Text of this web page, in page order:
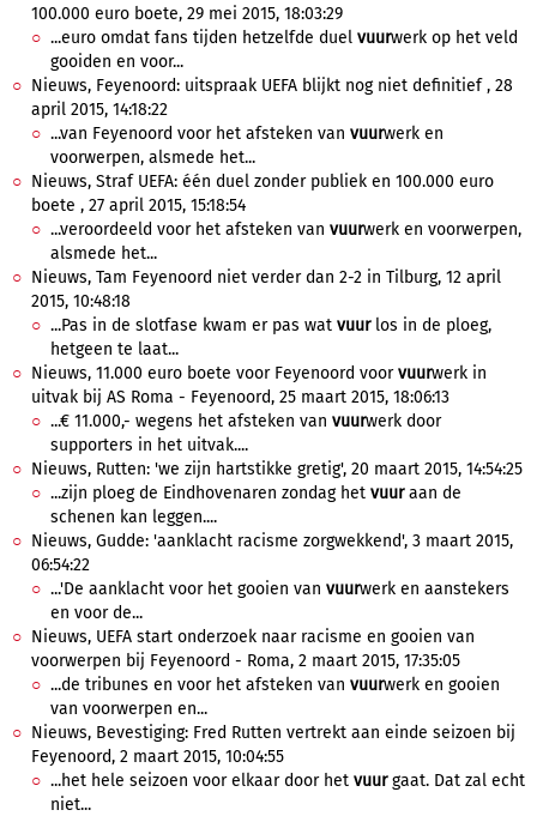
100.000 euro boete, 29 mei 2015, 18:03:29
...euro omdat fans tijden hetzelfde duel vuurwerk op het veld
gooiden en voor...
Nieuws, Feyenoord: uitspraak UEFA blijkt nog niet definitief , 28
april 2015, 14:18:22
...van Feyenoord voor het afsteken van vuurwerk en
voorwerpen, alsmede het...
Nieuws, Straf UEFA: één duel zonder publiek en 100.000 euro
boete , 27 april 2015, 15:18:54
...veroordeeld voor het afsteken van vuurwerk en voorwerpen,
alsmede het...
Nieuws, Tam Feyenoord niet verder dan 2-2 in Tilburg, 12 april
2015, 10:48:18
...Pas in de slotfase kwam er pas wat vuurlos in de ploeg,
hetgeen te laat...
Nieuws, 11.000 euro boete voor Feyenoord voorvuurwerk in
uitvak bij AS Roma - Feyenoord, 25 maart 2015, 18:06:13
...€ 11.000,- wegens het afsteken van vuurwerk door
supporters in het uitvak....
Nieuws, Rutten: 'we zijn hartstikke gretig', 20 maart 2015, 14:54:25
...zijn ploeg de Eindhovenaren zondag het vuuraan de
schenen kan leggen....
Nieuws, Gudde: 'aanklacht racisme zorgwekkend', 3 maart 2015,
06:54:22
...'De aanklacht voor het gooien van vuurwerk en aanstekers
en voor de...
Nieuws, UEFA start onderzoek naar racisme en gooien van
voorwerpen bij Feyenoord - Roma, 2 maart 2015, 17:35:05
...de tribunes en voor het afsteken van vuurwerk en gooien
van voorwerpen en...
Nieuws, Bevestiging: Fred Rutten vertrekt aan einde seizoen bij
Feyenoord, 2 maart 2015, 10:04:55
...het hele seizoen voor elkaar door het vuurgaat. Dat zal echt
niet...